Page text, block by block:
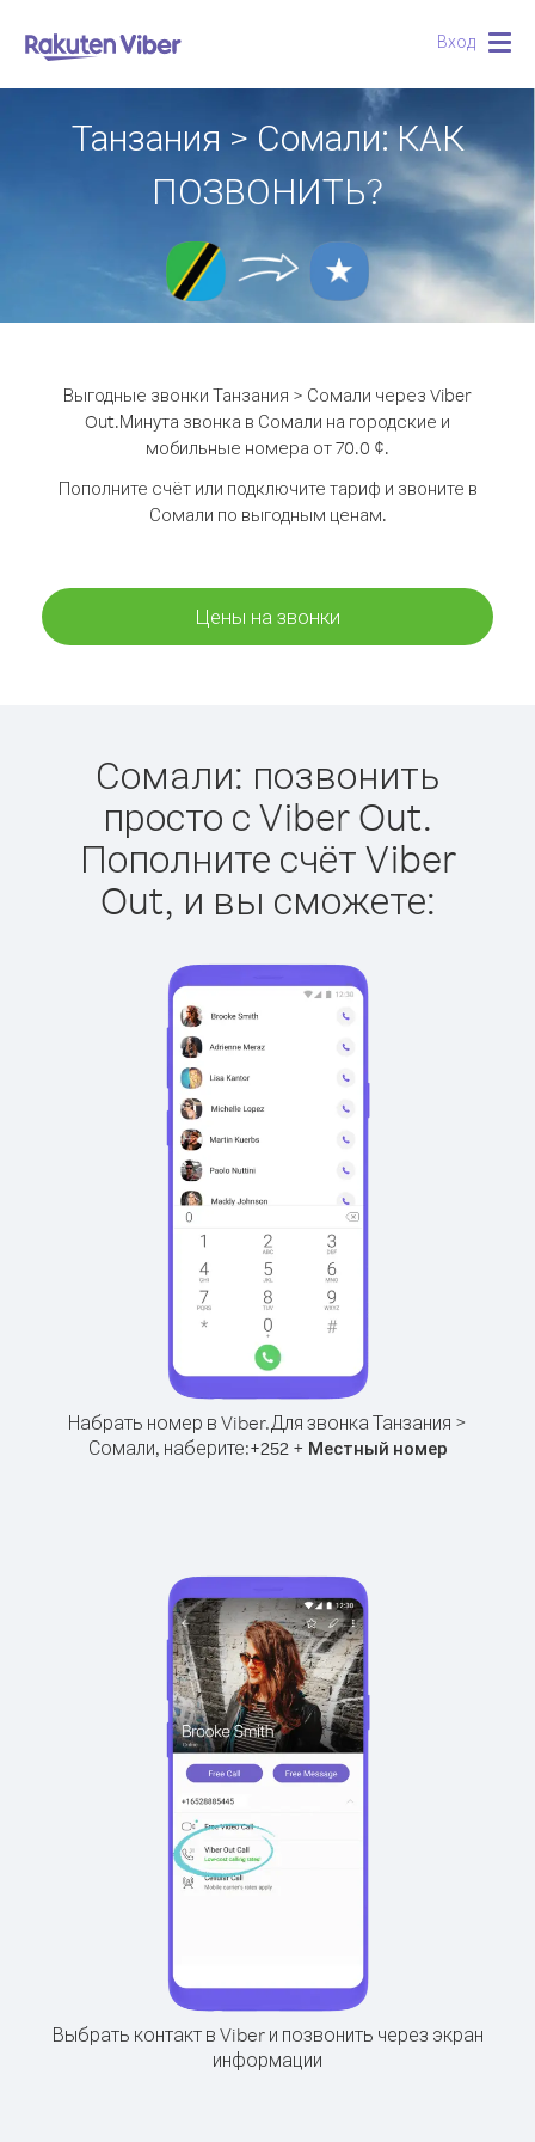
Вход
Танзания > Сомали: КАК
ПОЗВОНИТЬ?
Выгодные звонки Танзания > Сомали через Viber
Out.Минута звонка в Сомали на городские и
мобильные номера от 70.0 ¢.
Пополните счёт или подключите тариф и звоните в
Сомали по выгодным ценам.
Цены на звонки
Сомали: позвонить
просто с Viber Out.
Пополните счёт Viber
Out, и вы сможете:
Набрать номер в Viber.Для звонка Танзания >
Сомали, наберите:+252+ Местный номер
Выбрать контакт в Viber и позвонить через экран
информации